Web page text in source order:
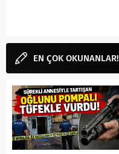
EN ÇOK OKUNANLAR!